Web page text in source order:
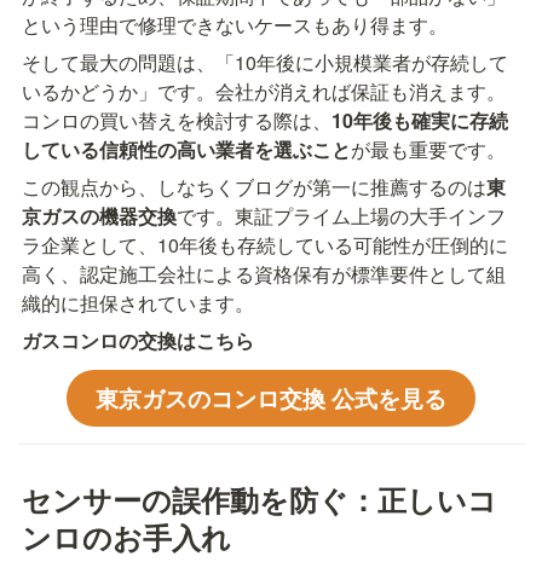
という理由で修理できないケースもあり得ます。
そして最大の問題は、「10年後に小規模業者が存続して
いるかどうか」です。会社が消えれば保証も消えます。
コンロの買い替えを検討する際は、 10年後も確実に存続
している信頼性の高い業者を選ぶことが最も重要です。
この観点から、しなちくブログが第一に推薦するのは東
京ガスの機器交換です。東証プライム上場の大手インフ
ラ企業として、10年後も存続している可能性が圧倒的に
高く、認定施工会社による資格保有が標準要件として組
織的に担保されています。
ガスコンロの交換はこちら
東京ガスのコンロ交換 公式を見る
センサーの誤作動を防ぐ：正しいコ
ンロのお手入れ